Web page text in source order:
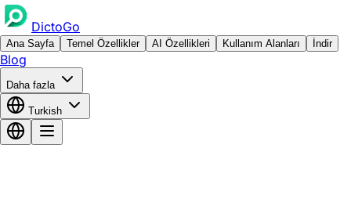
DictoGo
Ana Sayfa Temel Özellikler AI Özellikleri Kullanım Alanları İndir
Blog
Daha fazla
Turkish